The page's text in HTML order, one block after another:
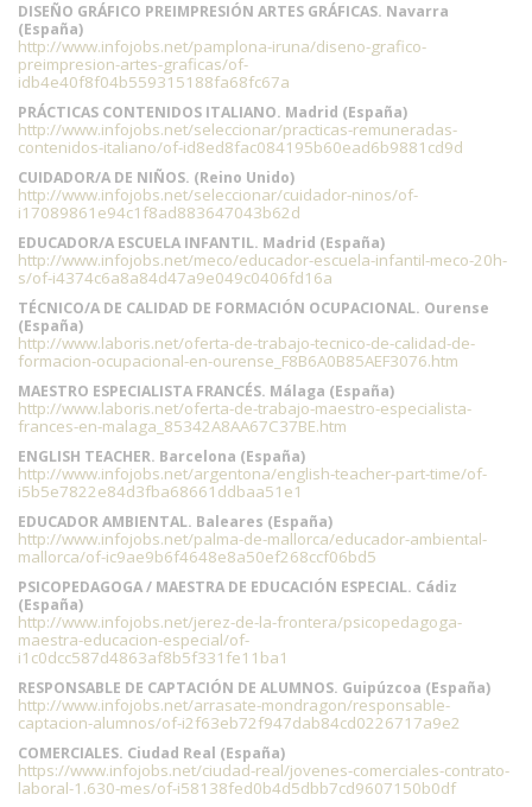
DISEÑO GRÁFICO PREIMPRESIÓN ARTES GRÁFICAS. Navarra
(España)
http://www.infojobs.net/pamplona-iruna/diseno-grafico-
preimpresion-artes-graficas/of-
idb4e40f8f04b559315188fa68fc67a
PRÁCTICAS CONTENIDOS ITALIANO. Madrid (España)
http://www.infojobs.net/seleccionar/practicas-remuneradas-
contenidos-italiano/of-id8ed8fac084195b60ead6b9881cd9d
CUIDADOR/A DE NIÑOS. (Reino Unido)
http://www.infojobs.net/seleccionar/cuidador-ninos/of-
i17089861e94c1f8ad883647043b62d
EDUCADOR/A ESCUELA INFANTIL. Madrid (España)
http://www.infojobs.net/meco/educador-escuela-infantil-meco-20h-
s/of-i4374c6a8a84d47a9e049c0406fd16a
TÉCNICO/A DE CALIDAD DE FORMACIÓN OCUPACIONAL. Ourense
(España)
http://www.laboris.net/oferta-de-trabajo-tecnico-de-calidad-de-
formacion-ocupacional-en-ourense_F8B6A0B85AEF3076.htm
MAESTRO ESPECIALISTA FRANCÉS. Málaga (España)
http://www.laboris.net/oferta-de-trabajo-maestro-especialista-
frances-en-malaga_85342A8AA67C37BE.htm
ENGLISH TEACHER. Barcelona (España)
http://www.infojobs.net/argentona/english-teacher-part-time/of-
i5b5e7822e84d3fba68661ddbaa51e1
EDUCADOR AMBIENTAL. Baleares (España)
http://www.infojobs.net/palma-de-mallorca/educador-ambiental-
mallorca/of-ic9ae9b6f4648e8a50ef268ccf06bd5
PSICOPEDAGOGA / MAESTRA DE EDUCACIÓN ESPECIAL. Cádiz
(España)
http://www.infojobs.net/jerez-de-la-frontera/psicopedagoga-
maestra-educacion-especial/of-
i1c0dcc587d4863af8b5f331fe11ba1
RESPONSABLE DE CAPTACIÓN DE ALUMNOS. Guipúzcoa (España)
http://www.infojobs.net/arrasate-mondragon/responsable-
captacion-alumnos/of-i2f63eb72f947dab84cd0226717a9e2
COMERCIALES. Ciudad Real (España)
https://www.infojobs.net/ciudad-real/jovenes-comerciales-contrato-
laboral-1.630-mes/of-i58138fed0b4d5dbb7cd9607150b0df